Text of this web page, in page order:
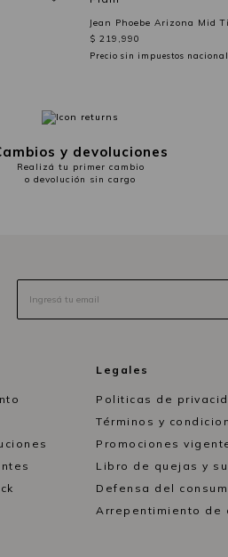
Jean Phoebe Arizona Mid
$ 219,990
Precio sin impuestos
y devoluciones
Realizá tu primer cambio
o devolución sin cargo
Legales
Politicas de
Términos y
Promociones
Libro de quejas y
Defensa del
Arrepentimiento de